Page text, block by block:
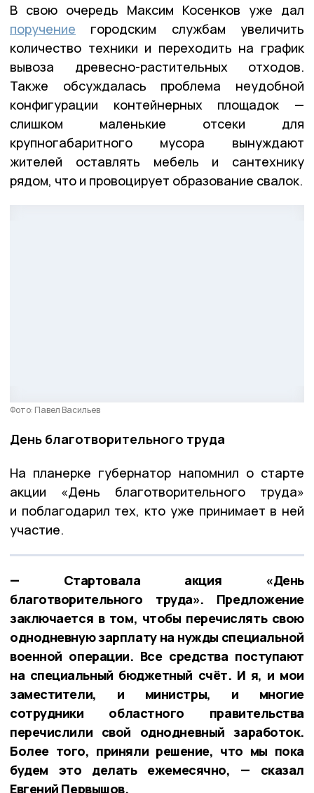
В свою очередь Максим Косенков уже дал
поручение городским службам увеличить
количество техники и переходить на график
вывоза древесно-растительных отходов.
Также обсуждалась проблема неудобной
конфигурации контейнерных площадок —
слишком маленькие отсеки для
крупногабаритного мусора вынуждают
жителей оставлять мебель и сантехнику
рядом, что и провоцирует образование свалок.
Фото: Павел Васильев
День благотворительного труда
На планерке губернатор напомнил о старте
акции «День благотворительного труда»
и поблагодарил тех, кто уже принимает в ней
участие.
— Стартовала акция «День
благотворительного труда». Предложение
заключается в том, чтобы перечислять свою
однодневную зарплату на нужды специальной
военной операции. Все средства поступают
на специальный бюджетный счёт. И я, и мои
заместители, и министры, и многие
сотрудники областного правительства
перечислили свой однодневный заработок.
Более того, приняли решение, что мы пока
будем это делать ежемесячно, — сказал
Евгений Первышов.